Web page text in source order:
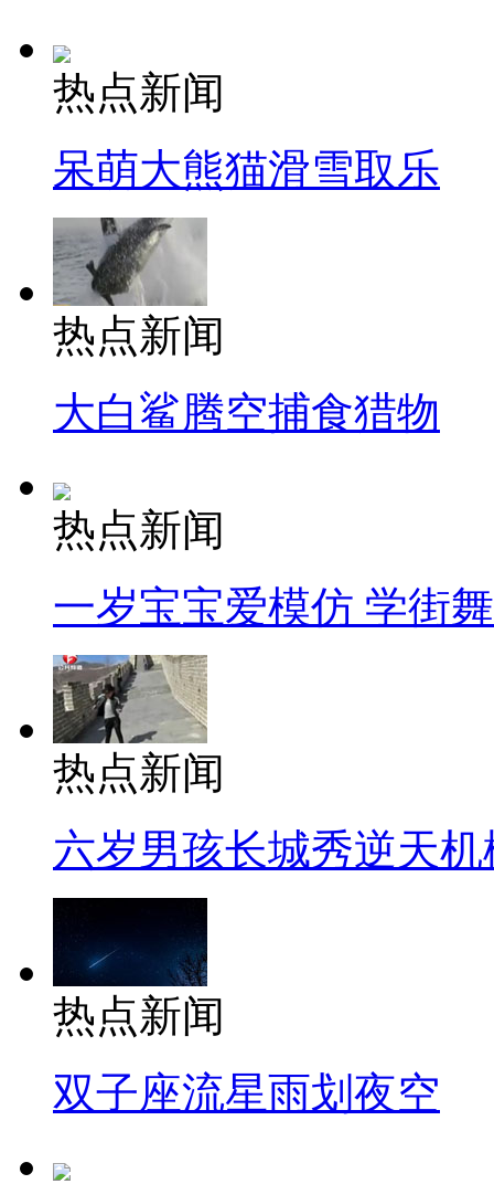
热点新闻
呆萌大熊猫滑雪取乐
热点新闻
大白鲨腾空捕食猎物
热点新闻
一岁宝宝爱模仿 学街
热点新闻
六岁男孩长城秀逆天机
热点新闻
双子座流星雨划夜空